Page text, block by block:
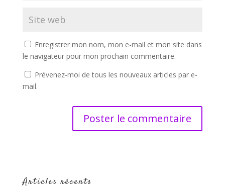
Enregistrer mon nom, mon e-mail et mon site dans
le navigateur pour mon prochain commentaire.
Prévenez-moi de tous les nouveaux articles par e-
mail.
Articles récents